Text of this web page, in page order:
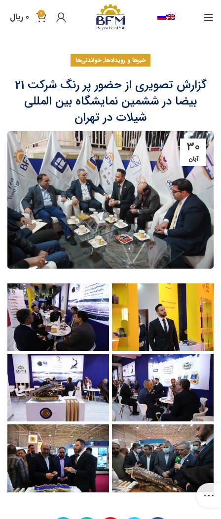
0
0 ریال
خبرها و رویدادها,خواندنی‌ها
گزارش تصویری از حضور پر رنگ شرکت 21
بیضا در ششمین نمایشگاه بین المللی
شیلات در تهران
30
آبان